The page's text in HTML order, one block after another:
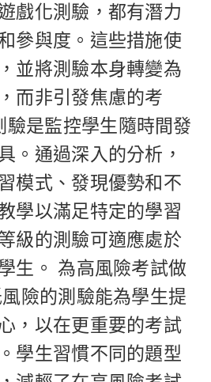
戲化測驗，都有潛力
參與度。這些措施使
並將測驗本身轉變為
而非引發焦慮的考
驗是監控學生隨時間發
。通過深入的分析，
模式、發現優勢和不
學以滿足特定的學習
級的測驗可適應處於
生。 為高風險考試做
險的測驗能為學生提
，以在更重要的考試
學生習慣不同的題型